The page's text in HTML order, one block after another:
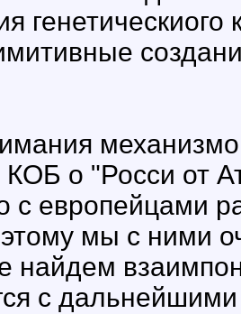
КОБ о "Росси от
с европейцами
мы с ними
найдем
с